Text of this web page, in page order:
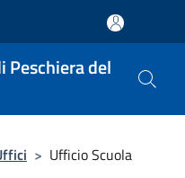
Peschiera del
> Ufficio Scuola